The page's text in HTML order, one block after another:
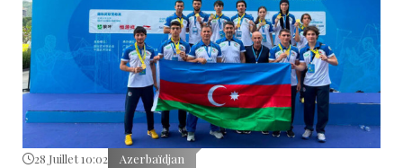
28 Juillet 10:02 Azerbaïdjan